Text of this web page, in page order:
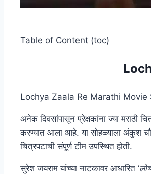
Table of Content (toc)
Lochya Zaala Re Marathi Movie
अनेक दिवसांपासून प्रेक्षकांना ज्या मराठी
करण्यात आला आहे. या सोहळ्याला अंकुश
चित्रपटाची संपूर्ण टीम उपस्थित होती.
सुरेश जयराम यांच्या नाटकावर आधारित ‘